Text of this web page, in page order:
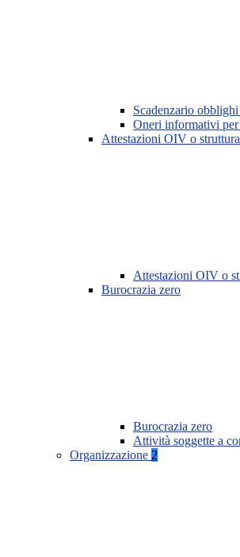
Scadenzario
Oneri informativi
Attestazioni OIV o
Attestazioni OIV o
Burocrazia zero
Burocrazia zero
Attività soggette a
Organizzazione 2